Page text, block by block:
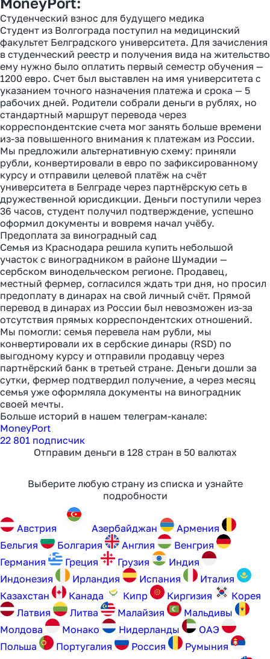
Студенческий взнос для будущего медика
Студент из Волгограда поступил на медицинский
факультет Белградского университета. Для зачисления
в студенческий реестр и получения вида на жительство
ему нужно было оплатить первый семестр обучения —
1200 евро. Счет был выставлен на имя университета с
указанием точного назначения платежа и срока — 5
рабочих дней. Родители собрали деньги в рублях, но
стандартный маршрут перевода через
корреспондентские счета мог занять больше времени
из-за повышенного внимания к платежам из России.
Мы предложили альтернативную схему: приняли
рубли, конвертировали в евро по зафиксированному
курсу и отправили целевой платёж на счёт
университета в Белграде через партнёрскую сеть в
дружественной юрисдикции. Деньги поступили через
36 часов, студент получил подтверждение, успешно
оформил документы и вовремя начал учёбу.
Предоплата за виноградный сад
Семья из Краснодара решила купить небольшой
участок с виноградником в районе Шумадии —
сербском винодельческом регионе. Продавец,
местный фермер, согласился ждать три дня, но просил
предоплату в динарах на свой личный счёт. Прямой
перевод в динарах из России был невозможен из-за
отсутствия прямых корреспондентских отношений.
Мы помогли: семья перевела нам рубли, мы
конвертировали их в сербские динары (RSD) по
выгодному курсу и отправили продавцу через
партнёрский банк в третьей стране. Деньги дошли за
сутки, фермер подтвердил получение, а через месяц
семья уже оформляла документы на виноградник
своей мечты.
Больше историй в нашем телеграм-канале:
MoneyPort
22 801 подписчик
Отправим деньги в 128 стран в 50 валютах
Выберите любую страну из списка и узнайте
подробности
Австрия Aзербайджан
Армения
Бельгия
Болгария Англия
Венгрия
Германия
Греция Грузия
Индия
Индонезия
Ирландия Испания
Италия
Казахстан
Канада Кипр Киргизия
Корея
Латвия
Литва Малайзия
Мальдивы
Молдова
Монако Нидерланды
ОАЭ
Польша
Португалия Россия Румыния
Как перевести деньги
за 2 часа вместо 120
Рассказали, почему банки
уступили место платёжным
агентам в 2025 году
Узнать